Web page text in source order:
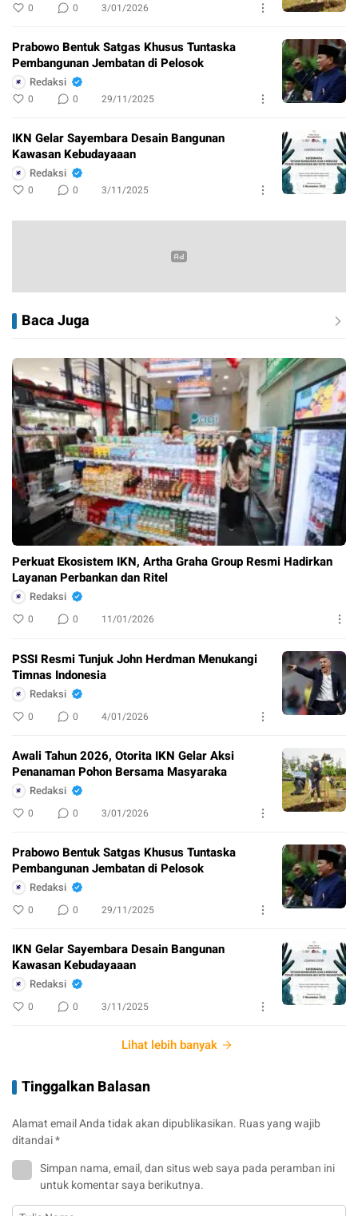
0 0 3/01/2026
Prabowo Bentuk Satgas Khusus Tuntaska
Pembangunan Jembatan di Pelosok
Redaksi
0 0 29/11/2025
IKN Gelar Sayembara Desain Bangunan
Kawasan Kebudayaaan
Redaksi
0 0 3/11/2025
Baca Juga
Perkuat Ekosistem IKN, Artha Graha Group Resmi Hadirkan
Layanan Perbankan dan Ritel
Redaksi
0 0 11/01/2026
PSSI Resmi Tunjuk John Herdman Menukangi
Timnas Indonesia
Redaksi
0 0 4/01/2026
Awali Tahun 2026, Otorita IKN Gelar Aksi
Penanaman Pohon Bersama Masyaraka
Redaksi
0 0 3/01/2026
Prabowo Bentuk Satgas Khusus Tuntaska
Pembangunan Jembatan di Pelosok
Redaksi
0 0 29/11/2025
IKN Gelar Sayembara Desain Bangunan
Kawasan Kebudayaaan
Redaksi
0 0 3/11/2025
Lihat lebih banyak
Tinggalkan Balasan
Alamat email Anda tidak akan dipublikasikan. Ruas yang wajib
ditandai*
Simpan nama, email, dan situs web saya pada peramban ini
untuk komentar saya berikutnya.